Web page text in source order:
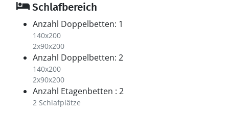
Schlafbereich
Anzahl Doppelbetten: 1
140x200
2x90x200
Anzahl Doppelbetten: 2
140x200
2x90x200
Anzahl Etagenbetten : 2
2 Schlafplätze